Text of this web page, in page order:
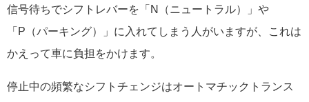
信号待ちでシフトレバーを「N（ニュートラル）」や
「P（パーキング）」に入れてしまう人がいますが、これは
かえって車に負担をかけます。
停止中の頻繁なシフトチェンジはオートマチックトランス